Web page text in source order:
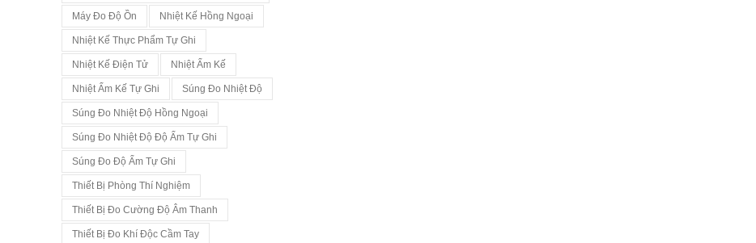
Máy Đo Độ Ồn Nhiệt Kế Hồng Ngoại
Nhiệt Kế Thực Phẩm Tự Ghi
Nhiệt Kế Điện Tử Nhiệt Ẩm Kế
Nhiệt Ẩm Kế Tự Ghi Súng Đo Nhiệt Độ
Súng Đo Nhiệt Độ Hồng Ngoại
Súng Đo Nhiệt Độ Độ Ẩm Tự Ghi
Súng Đo Độ Ẩm Tự Ghi
Thiết Bị Phòng Thí Nghiệm
Thiết Bị Đo Cường Độ Âm Thanh
Thiết Bị Đo Khí Độc Cầm Tay